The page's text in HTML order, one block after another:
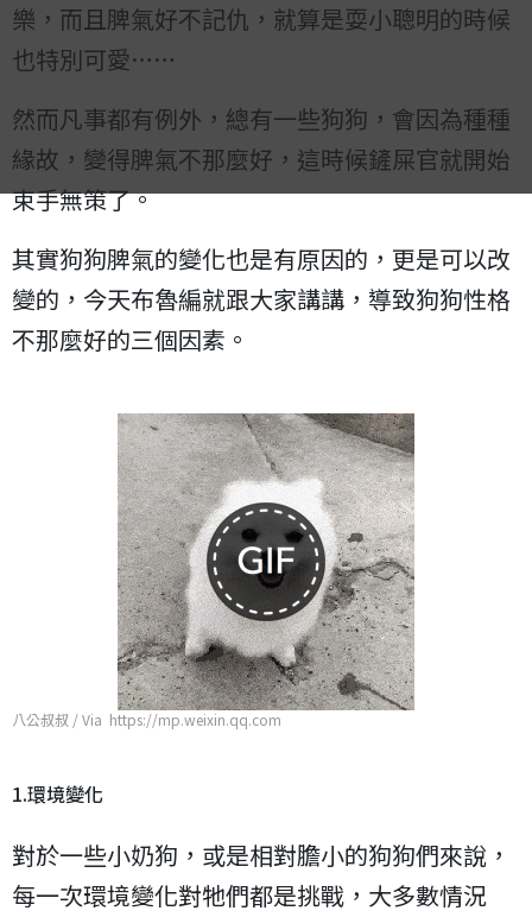
樂，而且脾氣好不記仇，就算是耍小聰明的時候
也特別可愛……
然而凡事都有例外，總有一些狗狗，會因為種種
緣故，變得脾氣不那麼好，這時候鏟屎官就開始
束手無策了。
其實狗狗脾氣的變化也是有原因的，更是可以改
變的，今天布魯編就跟大家講講，導致狗狗性格
不那麼好的三個因素。
八公叔叔 / Via https://mp.weixin.qq.com
1.環境變化
對於一些小奶狗，或是相對膽小的狗狗們來說，
每一次環境變化對牠們都是挑戰，大多數情況